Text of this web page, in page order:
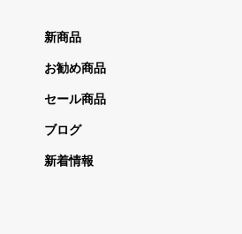
新商品
お勧め商品
セール商品
ブログ
新着情報